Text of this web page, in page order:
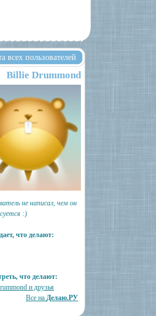
всех пользователей
Billie Drummond
не написал, чем он
:)
что делают:
что делают:
и друзья
Все на Делаю.РУ